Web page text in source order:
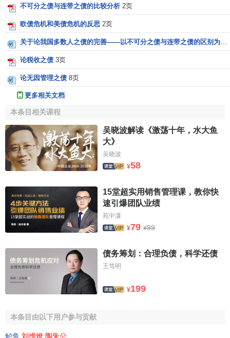
不可分之债与连带之债的比较分析 2页
欧债危机和美债危机的反思 2页
关于论我国多数人之债的完善——以不可分之债与连带之债的区别为中心
论税收之债 3页
论无因管理之债 8页
更多相关文档
本条目相关课程
吴晓波解读《激荡十年，水大鱼
大》
吴晓波
¥58
15堂超实用销售管理课，教你快
速引爆团队业绩
苑中潇
¥79 ¥99
债务筹划：合理负债，科学还债
王笃明
¥199
本条目由以下用户参与贡献
鲈鱼 刘维燎 陶朱公